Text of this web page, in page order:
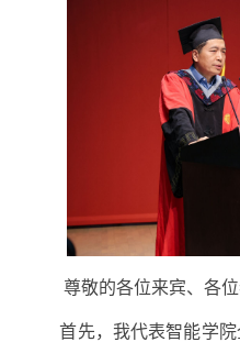
尊敬的各位来宾、各
首先，我代表智能学